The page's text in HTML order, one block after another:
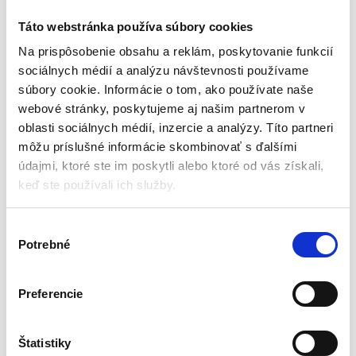
Táto webstránka používa súbory cookies
Na prispôsobenie obsahu a reklám, poskytovanie funkcií
sociálnych médií a analýzu návštevnosti používame
súbory cookie. Informácie o tom, ako používate naše
webové stránky, poskytujeme aj našim partnerom v
oblasti sociálnych médií, inzercie a analýzy. Títo partneri
môžu príslušné informácie skombinovať s ďalšími
údajmi, ktoré ste im poskytli alebo ktoré od vás získali,
keď ste používali ich služby.
Potrebné
Preferencie
Štatistiky
domácich trávnikov a záhrad. Umožňuje zachovať jednotný
dojem a zároveň umožňuje izoláciu kvetinových záhonov a
zabraňuje miešaniu semien.
Balenie obsahuje 9m lemovanie s výškou 10 cm.
Flexibilné vlastnosti umožňujú jej pohodlné umiestnenie a
vlnitý tvar zlepšuje estetickú hodnotu prostredia.
Vzhľadom na obvod je tiež možné oddeliť plochu na
pôdoryse kruhu, štvorca, obdĺžnika alebo ľubovoľnej
zvolenej čiary.
v profesionálnom aj amatérskom usporiadaní.
Odolný voči poveternostným vplyvom